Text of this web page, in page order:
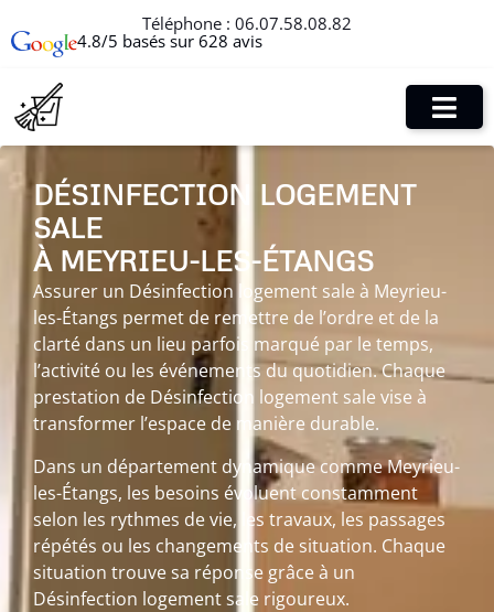
Téléphone : 06.07.58.08.82
4.8/5 basés sur 628 avis
DÉSINFECTION LOGEMENT
SALE
À MEYRIEU-LES-ÉTANGS
Assurer un Désinfection logement sale à Meyrieu-
les-Étangs permet de remettre de l’ordre et de la
clarté dans un lieu parfois marqué par le temps,
l’activité ou les événements du quotidien. Chaque
prestation de Désinfection logement sale vise à
transformer l’espace de manière durable.
Dans un département dynamique comme Meyrieu-
les-Étangs, les besoins évoluent constamment
selon les rythmes de vie, les travaux, les passages
répétés ou les changements de situation. Chaque
situation trouve sa réponse grâce à un
Désinfection logement sale rigoureux.